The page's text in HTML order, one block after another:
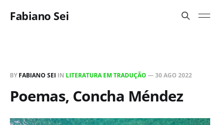
Fabiano Sei
BY FABIANO SEI IN LITERATURA EM TRADUÇÃO —30 AGO 2022
Poemas, Concha Méndez